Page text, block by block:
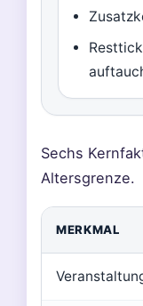
Sechs
Altersgrenze.
MERKMAL